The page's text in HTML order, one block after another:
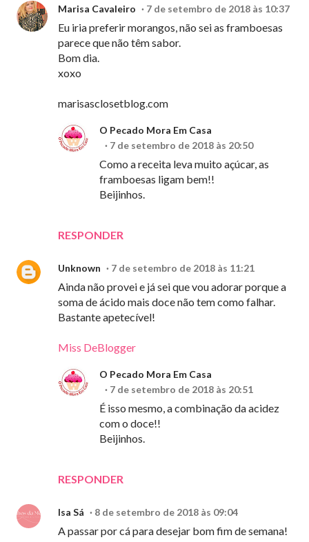
Marisa Cavaleiro 7 de setembro de 2018 às 10:37
Eu iria preferir morangos, não sei as framboesas
parece que não têm sabor.
Bom dia.
xoxo
marisasclosetblog.com
RESPONDER
O Pecado Mora Em Casa
7 de setembro de 2018 às 20:50
Como a receita leva muito açúcar, as
framboesas ligam bem!!
Beijinhos.
Unknown 7 de setembro de 2018 às 11:21
Ainda não provei e já sei que vou adorar porque a
soma de ácido mais doce não tem como falhar.
Bastante apetecível!
Miss DeBlogger
RESPONDER
O Pecado Mora Em Casa
7 de setembro de 2018 às 20:51
É isso mesmo, a combinação da acidez
com o doce!!
Beijinhos.
Isa Sá 8 de setembro de 2018 às 09:04
A passar por cá para desejar bom fim de semana!